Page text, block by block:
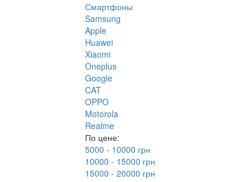
Смартфоны
Samsung
Apple
Huawei
Xiaomi
Oneplus
Google
CAT
OPPO
Motorola
Realme
По цене:
5000 - 10000 грн
10000 - 15000 грн
15000 - 20000 грн